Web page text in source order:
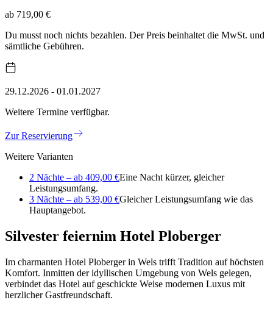
ab 719,00 €
Du musst noch nichts bezahlen. Der Preis beinhaltet die MwSt. und
sämtliche Gebühren.
29.12.2026 - 01.01.2027
Weitere Termine verfügbar.
Zur Reservierung
Weitere Varianten
2 Nächte – ab 409,00 €Eine Nacht kürzer, gleicher
Leistungsumfang.
3 Nächte – ab 539,00 €Gleicher Leistungsumfang wie das
Hauptangebot.
Silvester feiernim Hotel Ploberger
Im charmanten Hotel Ploberger in Wels trifft Tradition auf höchsten
Komfort. Inmitten der idyllischen Umgebung von Wels gelegen,
verbindet das Hotel auf geschickte Weise modernen Luxus mit
herzlicher Gastfreundschaft.